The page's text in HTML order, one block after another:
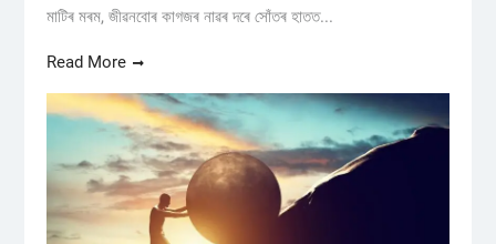
মাটিৰ মৰম, জীৱনবোৰ কাগজৰ নাৱৰ দৰে সোঁতৰ হাতত...
Read More